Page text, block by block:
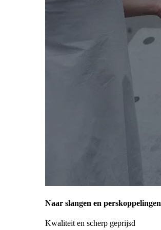
Naar slangen en perskoppelingen
Kwaliteit en scherp geprijsd